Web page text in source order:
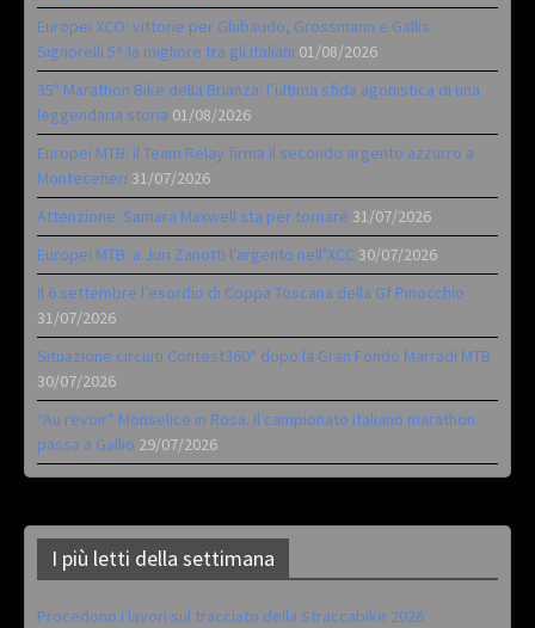
Europei XCO: vittorie per Ghibaudo, Grossmann e Gallis.
Signorelli 5^ la migliore tra gli italiani 01/08/2026
35ª Marathon Bike della Brianza: l’ultima sfida agonistica di una
leggendaria storia 01/08/2026
Europei MTB: il Team Relay firma il secondo argento azzurro a
Monteceneri 31/07/2026
Attenzione: Samara Maxwell sta per tornare 31/07/2026
Europei MTB: a Juri Zanotti l’argento nell’XCC 30/07/2026
Il 6 settembre l’esordio di Coppa Toscana della Gf Pinocchio
31/07/2026
Situazione circuiti Contest360° dopo la Gran Fondo Marradi MTB
30/07/2026
“Au revoir” Monselice in Rosa. Il campionato italiano marathon
passa a Gallio 29/07/2026
I più letti della settimana
Procedono i lavori sul tracciato della Straccabike 2026